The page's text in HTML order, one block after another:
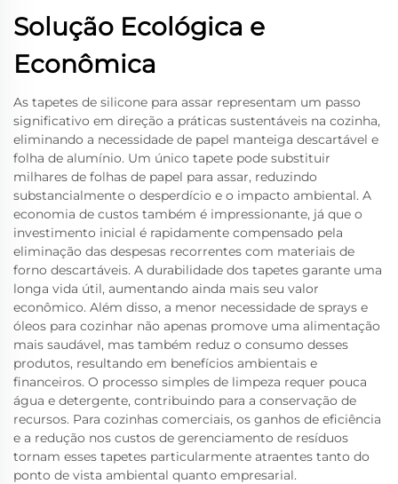
Solução Ecológica e
Econômica
As tapetes de silicone para assar representam um passo
significativo em direção a práticas sustentáveis na cozinha,
eliminando a necessidade de papel manteiga descartável e
folha de alumínio. Um único tapete pode substituir
milhares de folhas de papel para assar, reduzindo
substancialmente o desperdício e o impacto ambiental. A
economia de custos também é impressionante, já que o
investimento inicial é rapidamente compensado pela
eliminação das despesas recorrentes com materiais de
forno descartáveis. A durabilidade dos tapetes garante uma
longa vida útil, aumentando ainda mais seu valor
econômico. Além disso, a menor necessidade de sprays e
óleos para cozinhar não apenas promove uma alimentação
mais saudável, mas também reduz o consumo desses
produtos, resultando em benefícios ambientais e
financeiros. O processo simples de limpeza requer pouca
água e detergente, contribuindo para a conservação de
recursos. Para cozinhas comerciais, os ganhos de eficiência
e a redução nos custos de gerenciamento de resíduos
tornam esses tapetes particularmente atraentes tanto do
ponto de vista ambiental quanto empresarial.